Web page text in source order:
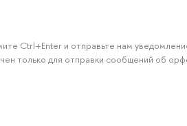
Ctrl+Enter и отправьте нам
только для отправки сообщений об